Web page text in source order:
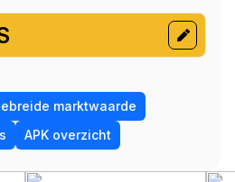
marktwaarde
APK overzicht